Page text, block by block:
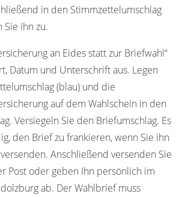
in den Stimmzettelumschlag
Sie ihn zu.
an Eides statt zur Briefwahl“
Datum und Unterschrift aus. Legen
(blau) und die
auf dem Wahlschein in den
Versiegeln Sie den Briefumschlag. Es
den Brief zu frankieren, wenn Sie ihn
Anschließend versenden Sie
Post oder geben Ihn persönlich im
ab. Der Wahlbrief muss